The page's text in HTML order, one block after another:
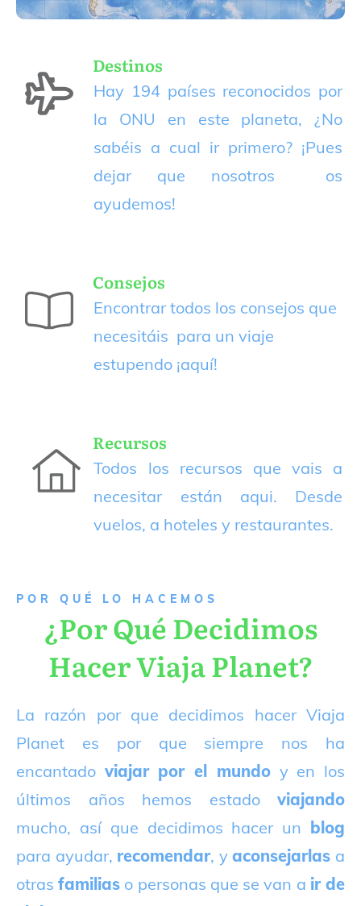
Destinos
Hay 194 países reconocidos por
la ONU en este planeta, ¿No
sabéis a cual ir primero? ¡Pues
dejar que nosotros os
ayudemos!
Consejos
Encontrar todos los consejos que
necesitáis para un viaje
estupendo ¡aquí!
Recursos
Todos los recursos que vais a
necesitar están aqui. Desde
vuelos, a hoteles y restaurantes.
P OR QUÉ LO HACEMOS
¿Por Qué Decidimos
Hacer Viaja Planet?
La razón por que decidimos hacer Viaja
Planet es por que siempre nos ha
encantado viajar por el mundoy en los
últimos años hemos estado viajando
mucho, así que decidimos hacer un blog
para ayudar, recomendar, yaconsejarlas a
otrasfamilias o personas que se van a ir de